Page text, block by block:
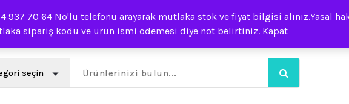
70 64 No'lu telefonu arayarak mutlaka stok ve fiyat bilgisi alınız.Yasal
sipariş kodu ve ürün ismi ödemesi diye not belirtiniz. Kapat